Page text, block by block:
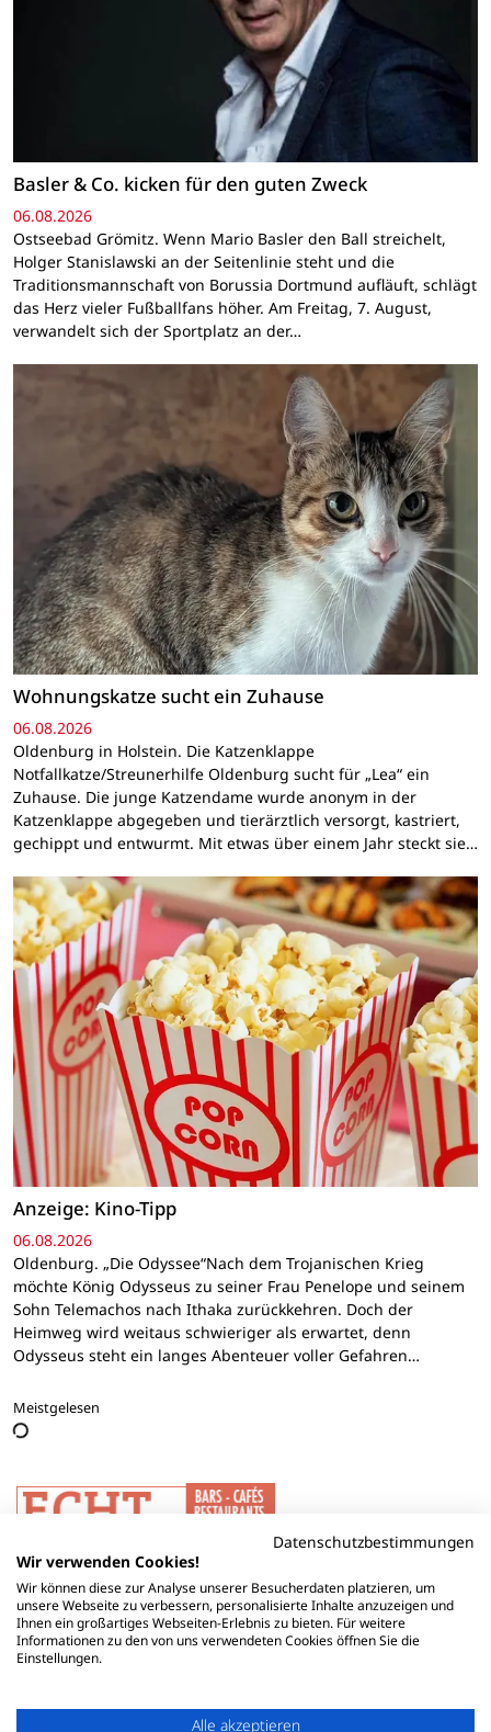
Basler & Co. kicken für den guten Zweck
06.08.2026
Ostseebad Grömitz. Wenn Mario Basler den Ball streichelt,
Holger Stanislawski an der Seitenlinie steht und die
Traditionsmannschaft von Borussia Dortmund aufläuft, schlägt
das Herz vieler Fußballfans höher. Am Freitag, 7. August,
verwandelt sich der Sportplatz an der…
Wohnungskatze sucht ein Zuhause
06.08.2026
Oldenburg in Holstein. Die Katzenklappe
Notfallkatze/Streunerhilfe Oldenburg sucht für „Lea“ ein
Zuhause. Die junge Katzendame wurde anonym in der
Katzenklappe abgegeben und tierärztlich versorgt, kastriert,
gechippt und entwurmt. Mit etwas über einem Jahr steckt sie…
Anzeige: Kino-Tipp
06.08.2026
Oldenburg. „Die Odyssee“Nach dem Trojanischen Krieg
möchte König Odysseus zu seiner Frau Penelope und seinem
Sohn Telemachos nach Ithaka zurückkehren. Doch der
Heimweg wird weitaus schwieriger als erwartet, denn
Odysseus steht ein langes Abenteuer voller Gefahren…
Meistgelesen
Datenschutzbestimmungen
Wir verwenden Cookies!
Wir können diese zur Analyse unserer Besucherdaten platzieren, um
unsere Webseite zu verbessern, personalisierte Inhalte anzuzeigen und
Ihnen ein großartiges Webseiten-Erlebnis zu bieten. Für weitere
Informationen zu den von uns verwendeten Cookies öffnen Sie die
Einstellungen.
Alle akzeptieren